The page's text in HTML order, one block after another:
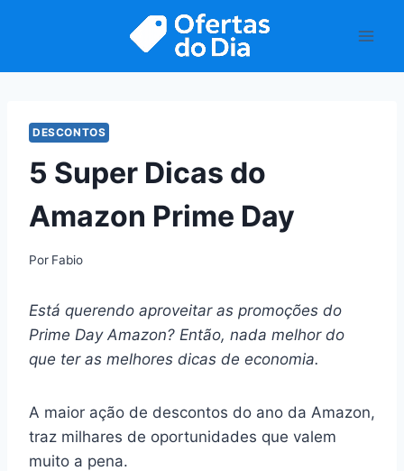
DESCONTOS
5 Super Dicas do
Amazon Prime Day
Por Fabio
Está querendo aproveitar as promoções do
Prime Day Amazon? Então, nada melhor do
que ter as melhores dicas de economia.
A maior ação de descontos do ano da Amazon,
traz milhares de oportunidades que valem
muito a pena.